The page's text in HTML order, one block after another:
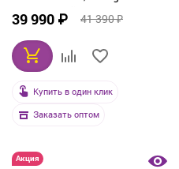
(оранжевый)
39 990 ₽ 41 390 ₽
Купить в один клик
Заказать оптом
Акция